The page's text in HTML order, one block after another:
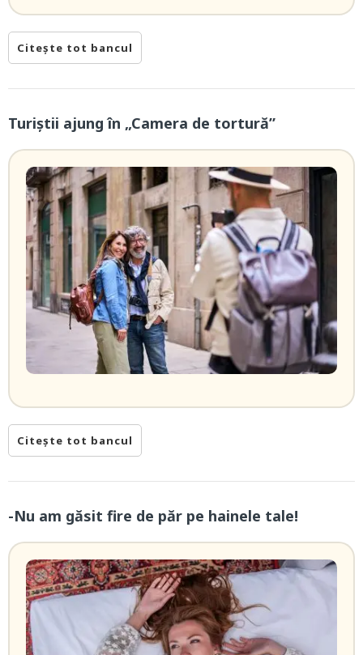
Citește tot bancul
Turiștii ajung în „Camera de tortură”
Citește tot bancul
-Nu am găsit fire de păr pe hainele tale!